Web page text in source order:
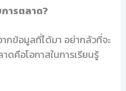
ารตลาด?
กข้อมูลที่ได้มา อย่ากลัวที่จะ
คือโอกาสในการเรียนรู้